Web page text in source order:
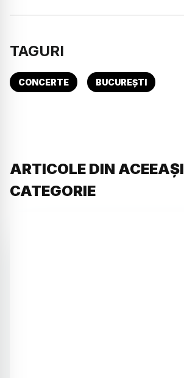
TAGURI
CONCERTE BUCUREȘTI
ARTICOLE DIN ACEEAȘI
CATEGORIE